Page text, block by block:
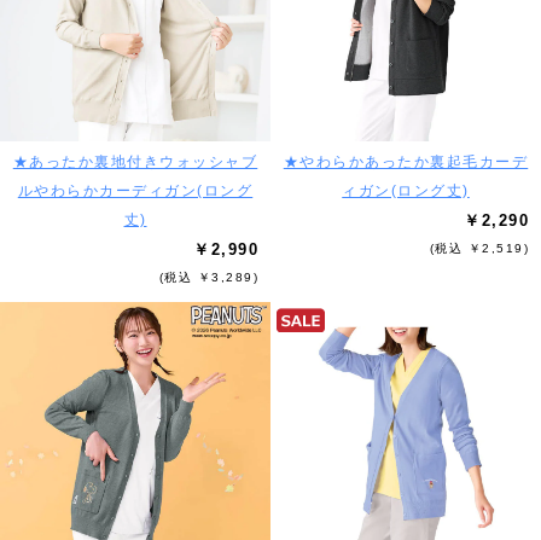
★あったか裏地付きウォッシャブ
ルやわらかカーディガン(ロング
丈)
￥2,990
(税込 ￥3,289)
★やわらかあったか裏起毛カーデ
ィガン(ロング丈)
￥2,290
(税込 ￥2,519)